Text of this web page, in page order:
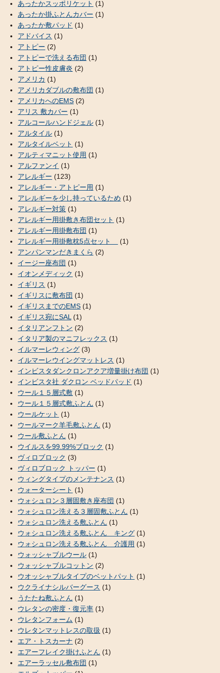
あったかスッポリケット (1)
あったか掛ふとんカバー (1)
あったか敷パッド (1)
アドバイス (1)
アトピー (2)
アトピーで洗える布団 (1)
アトピー性皮膚炎 (2)
アメリカ (1)
アメリカダブルの敷布団 (1)
アメリカへのEMS (2)
アリス 敷カバー (1)
アルコールハンドジェル (1)
アルタイル (1)
アルタイルベット (1)
アルティマニット使用 (1)
アルファンイ (1)
アレルギー (123)
アレルギー・アトピー用 (1)
アレルギーを少し持っているため (1)
アレルギー対策 (1)
アレルギー用掛敷き布団セット (1)
アレルギー用掛敷布団 (1)
アレルギー用掛敷枕5点セット
(1)
アンパンマンだきまくら (2)
イージー座布団 (1)
イオンメディック (1)
イギリス (1)
イギリスに敷布団 (1)
イギリスまでのEMS (1)
イギリス宛にSAL (1)
イタリアンフトン (2)
イタリア製のマニフレックス (1)
イルマーレウィング (3)
イルマーレウイングマットレス (1)
インビスタダンクロンアクア増量掛け布団 (1)
インビスタ社 ダクロン ベッドパッド (1)
ウール１５層式敷 (1)
ウール１５層式敷ふとん (1)
ウールケット (1)
ウールマーク羊毛敷ふとん (1)
ウール敷ふとん (1)
ウイルスを99.99%ブロック (1)
ヴィロブロック (3)
ヴィロブロック トッパー (1)
ウィングタイプのメンテナンス (1)
ウォーターシート (1)
ウォシュロン３層固敷き座布団 (1)
ウォシュロン洗える３層固敷ふとん (1)
ウォシュロン洗える敷ふとん (1)
ウォシュロン洗える敷ふとん キング (1)
ウォシュロン洗える敷ふとん 介護用 (1)
ウォッシャブルウール (1)
ウォッシャブルコットン (2)
ウオッシャブルタイプのベットパット (1)
ウクライナシルバーグース (1)
うたたね敷ふとん (1)
ウレタンの密度・復元率 (1)
ウレタンフォーム (1)
ウレタンマットレスの取扱 (1)
エア・トスカーナ (2)
エアーフレイク掛けふとん (1)
エアーラッセル敷布団 (1)